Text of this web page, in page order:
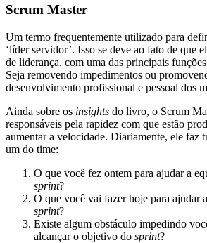
Scrum Master
Um termo frequentemente utilizado para
‘líder servidor’. Isso se deve ao fato de que
de liderança, com uma das principais
Seja removendo impedimentos ou
desenvolvimento profissional e pessoal dos
Ainda sobre os insights do livro, o Scrum
responsáveis pela rapidez com que estão
aumentar a velocidade. Diariamente, ele faz
um do time:
O que você fez ontem para ajudar a
sprint?
O que você vai fazer hoje para ajudar
sprint?
Existe algum obstáculo impedindo
alcançar o objetivo do sprint?